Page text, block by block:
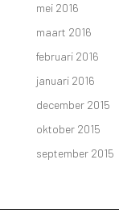
mei 2016
maart 2016
februari 2016
januari 2016
december 2015
oktober 2015
september 2015